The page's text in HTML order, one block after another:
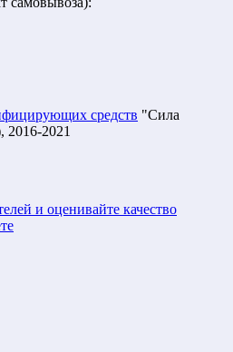
средств "Сила
2016-2021